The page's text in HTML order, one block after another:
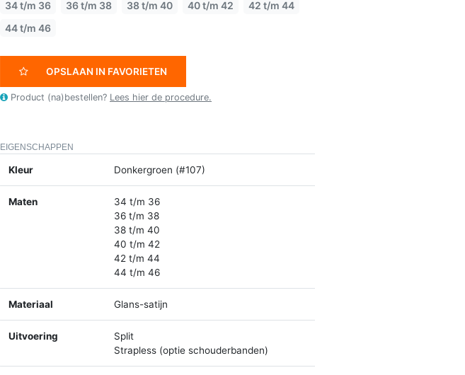
34 t/m 36 36 t/m 38 38 t/m 40 40 t/m 42
42 t/m 44
44 t/m 46
OPSLAAN IN FAVORIETEN
Product (na)bestellen? Lees hier de procedure.
EIGENSCHAPPEN
Kleur Donkergroen (#107)
Maten
34 t/m 36
36 t/m 38
38 t/m 40
40 t/m 42
42 t/m 44
44 t/m 46
Materiaal Glans-satijn
Uitvoering
Split
Strapless (optie schouderbanden)